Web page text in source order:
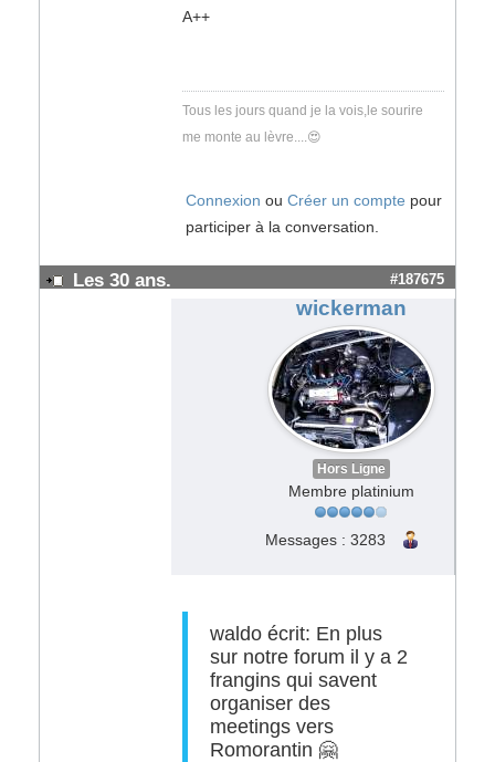
A++
Tous les jours quand je la vois,le sourire
me monte au lèvre....😍
Connexion ou Créer un compte pour
participer à la conversation.
Les 30 ans. #187675
wickerman
Hors Ligne
Membre platinium
Messages : 3283
waldo écrit: En plus
sur notre forum il y a 2
frangins qui savent
organiser des
meetings vers
Romorantin 🤗